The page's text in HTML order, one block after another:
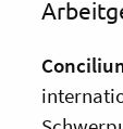
Con